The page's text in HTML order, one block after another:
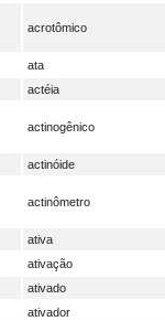
acrotômico
ata
actéia
actinogênico
actinóide
actinômetro
ativa
ativação
ativado
ativador